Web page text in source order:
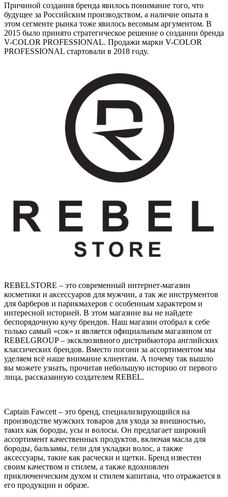
Причиной создания бренда явилось понимание того, что
будущее за Российским производством, а наличие опыта в
этом сегменте рынка тоже явилось весомым аргументом. В
2015 было принято стратегическое решение о создании бренда
V-COLOR PROFESSIONAL. Продажи марки V-COLOR
PROFESSIONAL стартовали в 2018 году.
REBELSTORE – это современный интернет-магазин
косметики и аксессуаров для мужчин, а так же инструментов
для барберов и парикмахеров с особенным характером и
интересной историей. В этом магазине вы не найдете
беспорядочную кучу брендов. Наш магазин отобрал к себе
только самый «сок» и является официальным магазином от
REBELGROUP – эксклюзивного дистрибьютора английских
классических брендов. Вместо погони за ассортиментом мы
уделяем всё наше внимание клиентам. А почему так вышло
вы можете узнать, прочитав небольшую историю от первого
лица, рассказанную создателем REBEL.
Captain Fawcett – это бренд, специализирующийся на
производстве мужских товаров для ухода за внешностью,
таких как бороды, усы и волосы. Он предлагает широкий
ассортимент качественных продуктов, включая масла для
бороды, бальзамы, гели для укладки волос, а также
аксессуары, такие как расчески и щетки. Бренд известен
своим качеством и стилем, а также вдохновлен
приключенческим духом и стилем капитана, что отражается в
его продукции и образе.